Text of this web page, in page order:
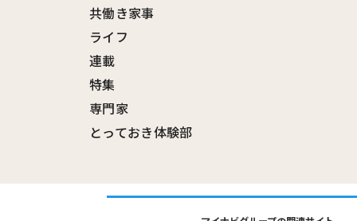
共働き家事
ライフ
連載
特集
専門家
とっておき体験部